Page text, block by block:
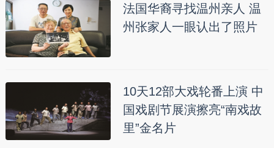
法国华裔寻找温州亲人 温
州张家人一眼认出了照片
10天12部大戏轮番上演 中
国戏剧节展演擦亮“南戏故
里”金名片